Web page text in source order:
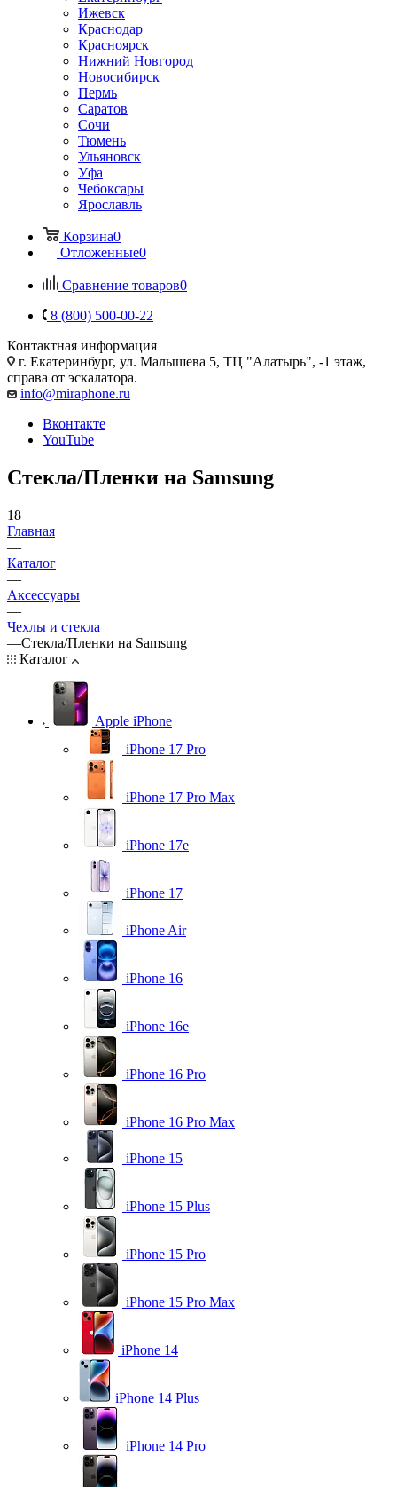
Ижевск
Краснодар
Красноярск
Нижний Новгород
Новосибирск
Пермь
Саратов
Сочи
Тюмень
Ульяновск
Уфа
Чебоксары
Ярославль
Корзина0
Отложенные0
Сравнение товаров0
8 (800) 500-00-22
Контактная информация
г. Екатеринбург, ул. Малышева 5, ТЦ "Алатырь", -1 этаж,
справа от эскалатора.
info@miraphone.ru
Вконтакте
YouTube
Стекла/Пленки на Samsung
18
Главная
—
Каталог
—
Аксессуары
—
Чехлы и стекла
—Стекла/Пленки на Samsung
Каталог
Apple iPhone
iPhone 17 Pro
iPhone 17 Pro Max
iPhone 17e
iPhone 17
iPhone Air
iPhone 16
iPhone 16e
iPhone 16 Pro
iPhone 16 Pro Max
iPhone 15
iPhone 15 Plus
iPhone 15 Pro
iPhone 15 Pro Max
iPhone 14
iPhone 14 Plus
iPhone 14 Pro